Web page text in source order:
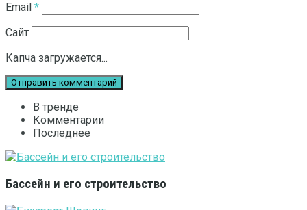
Email *
Сайт
Капча загружается...
В тренде
Комментарии
Последнее
Бассейн и его строительство